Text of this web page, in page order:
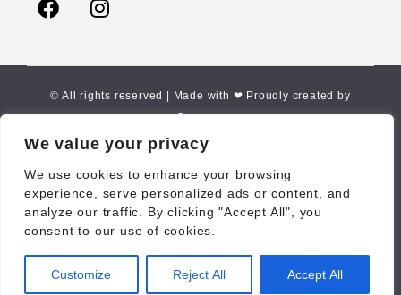
We value your privacy
We use cookies to enhance your browsing
experience, serve personalized ads or content, and
analyze our traffic. By clicking "Accept All", you
consent to our use of cookies.
Customize Reject All Accept All
© All rights reserved | Made with ❤ Proudly created by
Corne.gr